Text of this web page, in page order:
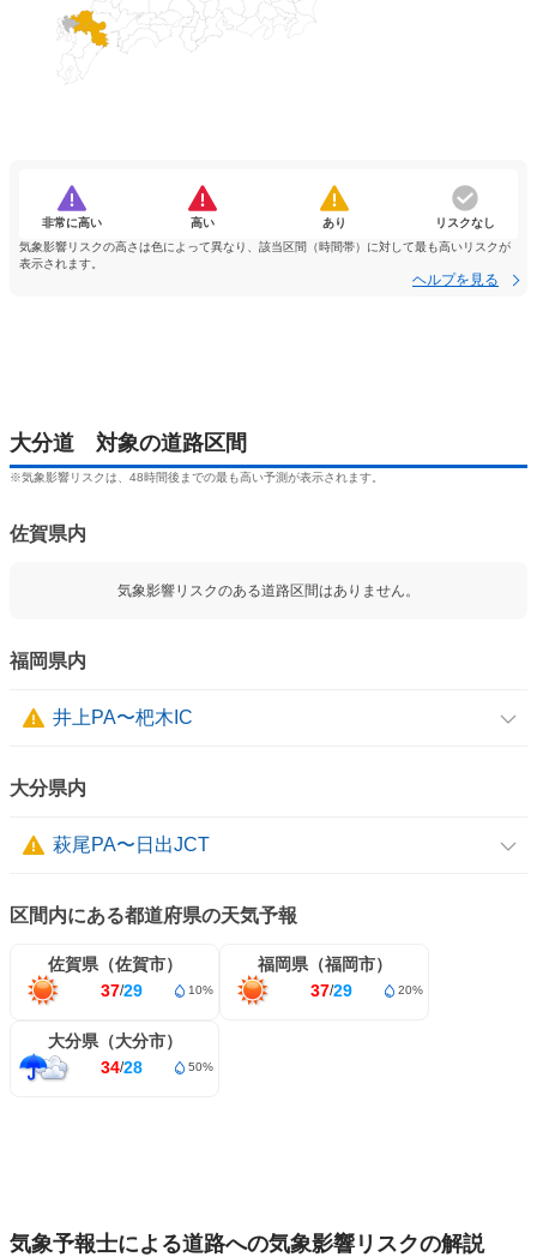
非常に高い 高い あり
リスクなし
気象影響リスクの高さは色によって異なり、該当区間（時間帯）に対して最も高いリスクが
表示されます。
ヘルプを見る
大分道 対象の道路区間
※気象影響リスクは、48時間後までの最も高い予測が表示されます。
佐賀県内
気象影響リスクのある道路区間はありません。
福岡県内
井上PA〜杷木IC
大分県内
萩尾PA〜日出JCT
区間内にある都道府県の天気予報
佐賀県（佐賀市）
37/29 10%
福岡県（福岡市）
37/29 20%
大分県（大分市）
34/28 50%
気象予報士による道路への気象影響リスクの解説